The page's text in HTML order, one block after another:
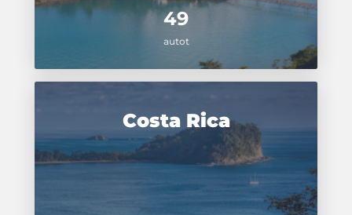
49
autot
Costa Rica